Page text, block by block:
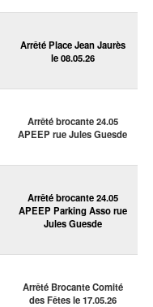
Arrêté Place Jean Jaurès
le 08.05.26
Arrêté brocante 24.05
APEEP rue Jules Guesde
Arrêté brocante 24.05
APEEP Parking Asso rue
Jules Guesde
Arrêté Brocante Comité
des Fêtes le 17.05.26